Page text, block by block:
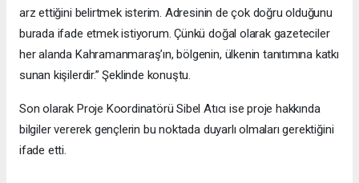
arz ettiğini belirtmek isterim. Adresinin de çok doğru olduğunu
burada ifade etmek istiyorum. Çünkü doğal olarak gazeteciler
her alanda Kahramanmaraş’ın, bölgenin, ülkenin tanıtımına katkı
sunan kişilerdir.” Şeklinde konuştu.
Son olarak Proje Koordinatörü Sibel Atıcı ise proje hakkında
bilgiler vererek gençlerin bu noktada duyarlı olmaları gerektiğini
ifade etti.